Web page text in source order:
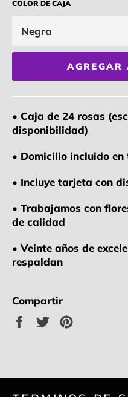
COLOR DE CAJA
AGREGAR
• Caja de 24 rosas
disponibilidad)
• Domicilio incluido en
• Incluye tarjeta con
• Trabajamos con
de calidad
• Veinte años de
respaldan
Compartir
Compartir
Tuitear